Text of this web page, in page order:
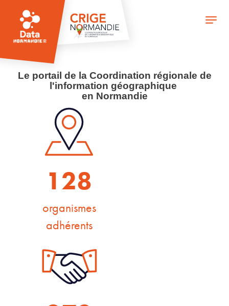
principal
Toggle
Le portail de la Coordination régionale de
l'information géographique
en Normandie
128
organismes
adhérents